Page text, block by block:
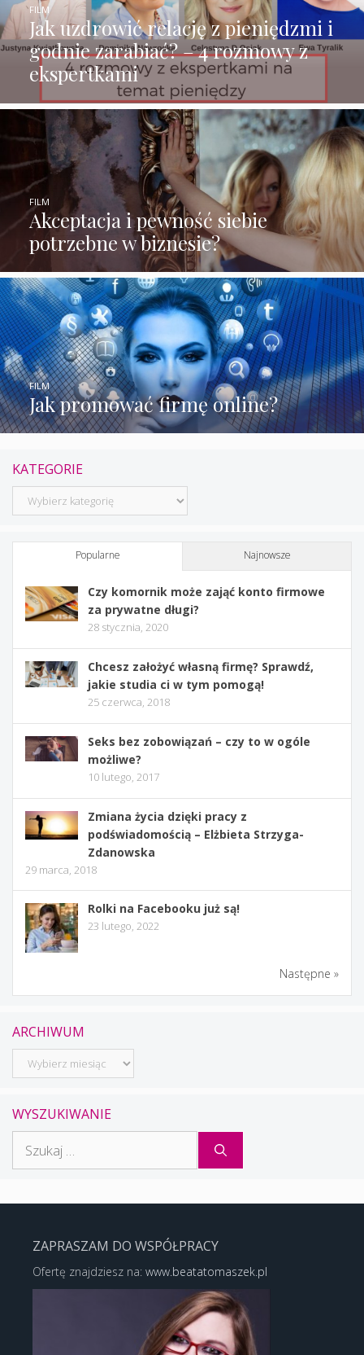
Jak uzdrowić relację z pieniędzmi i
godnie zarabiać? – 4 rozmowy z
ekspertkami
FILM
Akceptacja i pewność siebie
potrzebne w biznesie?
FILM
Jak promować firmę online?
FILM
KATEGORIE
Kategorie
Popularne Najnowsze
Czy komornik może zająć konto firmowe
za prywatne długi?
28 stycznia, 2020
Chcesz założyć własną firmę? Sprawdź,
jakie studia ci w tym pomogą!
25 czerwca, 2018
Seks bez zobowiązań – czy to w ogóle
możliwe?
10 lutego, 2017
Zmiana życia dzięki pracy z
podświadomością – Elżbieta Strzyga-
Zdanowska
29 marca, 2018
Rolki na Facebooku już są!
23 lutego, 2022
Następne »
ARCHIWUM
Archiwum
WYSZUKIWANIE
ZAPRASZAM DO WSPÓŁPRACY
Ofertę znajdziesz na: www.beatatomaszek.pl